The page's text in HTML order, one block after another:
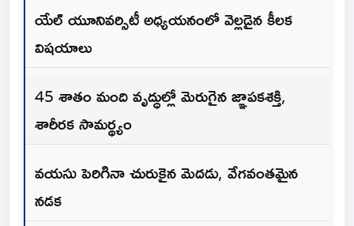
యేల్ యూనివర్సిటీ అధ్యయనంలో వెల్లడైన కీలక
విషయాలు
45 శాతం మంది వృద్ధుల్లో మెరుగైన జ్ఞాపకశక్తి,
శారీరక సామర్థ్యం
వయసు పెరిగినా చురుకైన మెదడు, వేగవంతమైన
నడక